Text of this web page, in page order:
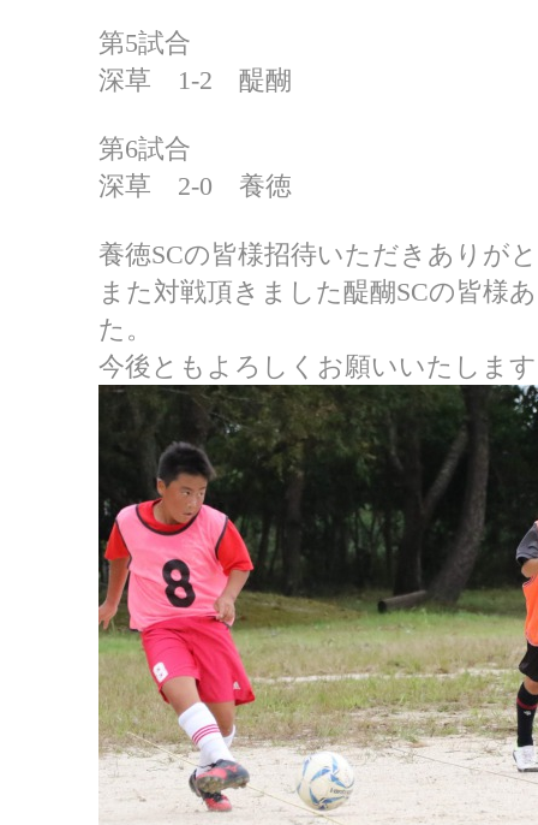
第5試合
深草 1-2 醍醐
第6試合
深草 2-0 養徳
養徳SCの皆様招待いただきありが
また対戦頂きました醍醐SCの皆様
た。
今後ともよろしくお願いいたしま